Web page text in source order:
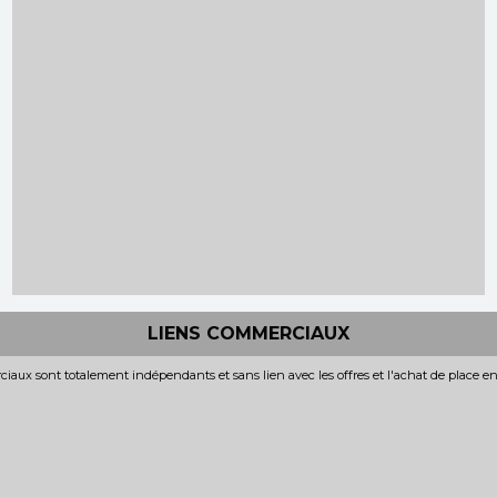
LIENS COMMERCIAUX
sont totalement indépendants et sans lien avec les offres et l'achat de place